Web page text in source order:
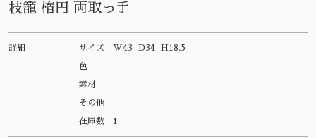
枝籠 楕円 両取っ手
詳細 サイズ W43 D34 H18.5
色
素材
その他
在庫数 1